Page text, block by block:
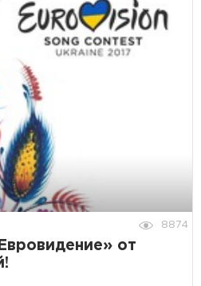
8874
от